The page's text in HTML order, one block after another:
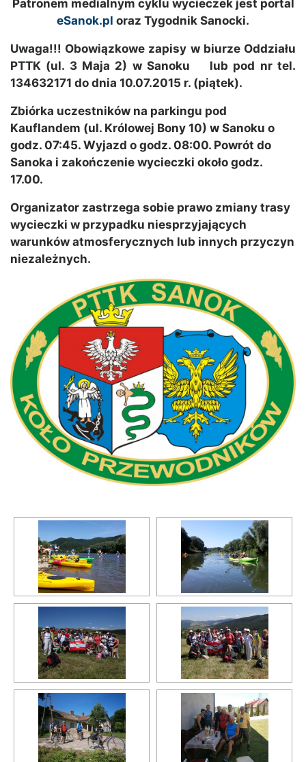
Patronem medialnym cyklu wycieczek jest portal
eSanok.pl oraz Tygodnik Sanocki.
Uwaga!!! Obowiązkowe zapisy w biurze Oddziału
PTTK (ul. 3 Maja 2) w Sanoku lub pod nr tel.
134632171 do dnia 10.07.2015 r. (piątek).
Zbiórka uczestników na parkingu pod
Kauflandem (ul. Królowej Bony 10) w Sanoku o
godz. 07:45. Wyjazd o godz. 08:00. Powrót do
Sanoka i zakończenie wycieczki około godz.
17.00.
Organizator zastrzega sobie prawo zmiany trasy
wycieczki w przypadku niesprzyjających
warunków atmosferycznych lub innych przyczyn
niezależnych.